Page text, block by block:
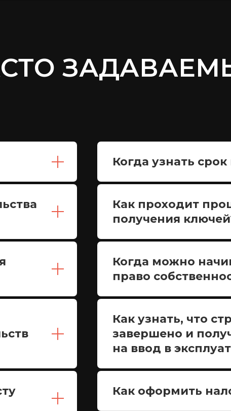
Когда узнать
Как проходит
получения
Когда можно
право
Как узнать, что
завершено и
на ввод в
Как оформить